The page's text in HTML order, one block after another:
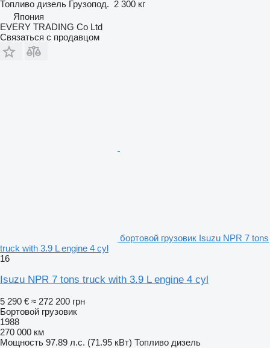
Топливо дизель Грузопод. 2 300 кг
Япония
EVERY TRADING Co Ltd
Связаться с продавцом
бортовой грузовик Isuzu NPR 7 tons
truck with 3.9 L engine 4 cyl
16
Isuzu NPR 7 tons truck with 3.9 L engine 4 cyl
5 290 € ≈ 272 200 грн
Бортовой грузовик
1988
270 000 км
Мощность 97.89 л.с. (71.95 кВт) Топливо дизель